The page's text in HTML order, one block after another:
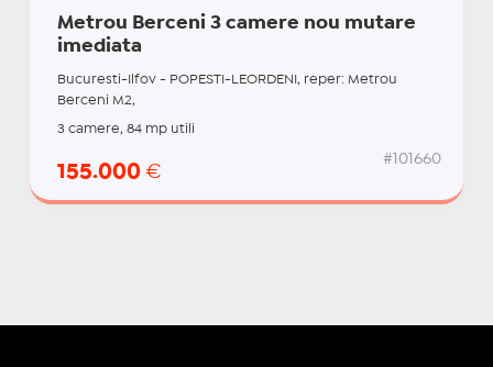
Metrou Berceni 3 camere nou mutare
imediata
Bucuresti-Ilfov - POPESTI-LEORDENI, reper: Metrou
Berceni M2,
3 camere, 84 mp utili
155.000 €
#101660